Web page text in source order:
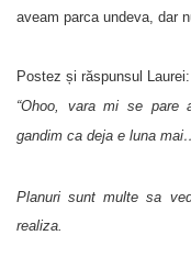
aveam parca undeva, dar
Postez și răspunsul Laurei:
“Ohoo, vara mi se pare
gandim ca deja e luna
Planuri sunt multe sa
realiza.